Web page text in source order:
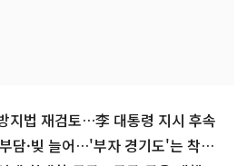
지법 재검토…李 대통령 지시 후속
담·빚 늘어…'부자 경기도'는 착